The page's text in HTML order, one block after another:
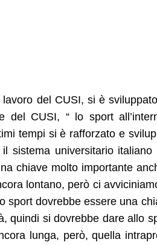
del CUSI, si è
CUSI, “ lo sport
tempi si è rafforzato e
sistema universitario
chiave molto importante
lontano, però ci
sport dovrebbe essere una
quindi si dovrebbe dare allo
lunga, però, quella